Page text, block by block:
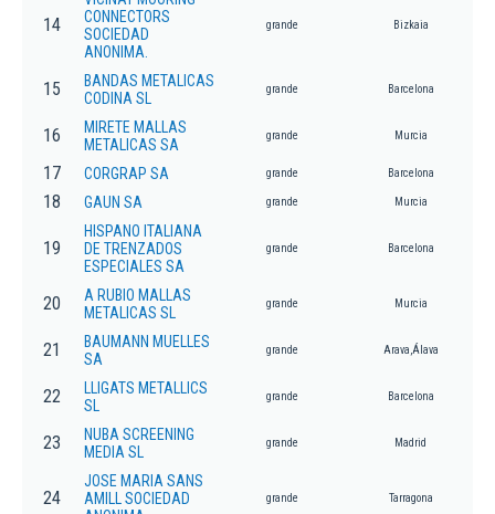
14
CONNECTORS
SOCIEDAD
ANONIMA.
grande Bizkaia
15
BANDAS METALICAS
CODINA SL
grande Barcelona
16
MIRETE MALLAS
METALICAS SA
grande Murcia
17 CORGRAP SA grande Barcelona
18 GAUN SA grande Murcia
19
HISPANO ITALIANA
DE TRENZADOS
ESPECIALES SA
grande Barcelona
20
A RUBIO MALLAS
METALICAS SL
grande Murcia
21
BAUMANN MUELLES
SA
grande Arava,Álava
22
LLIGATS METALLICS
SL
grande Barcelona
23
NUBA SCREENING
MEDIA SL
grande Madrid
24
JOSE MARIA SANS
AMILL SOCIEDAD
grande Tarragona